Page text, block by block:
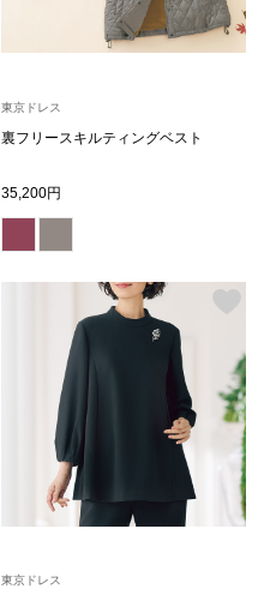
クラッチバッグ
リュック･バッ
スーツケース
その他
シューズ
スリップオン
東京ドレス
裏フリースキルティングベスト
35,200円
東京ドレス